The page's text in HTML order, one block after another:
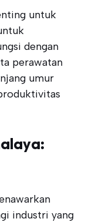
untuk
dengan
perawatan
umur
industri yang